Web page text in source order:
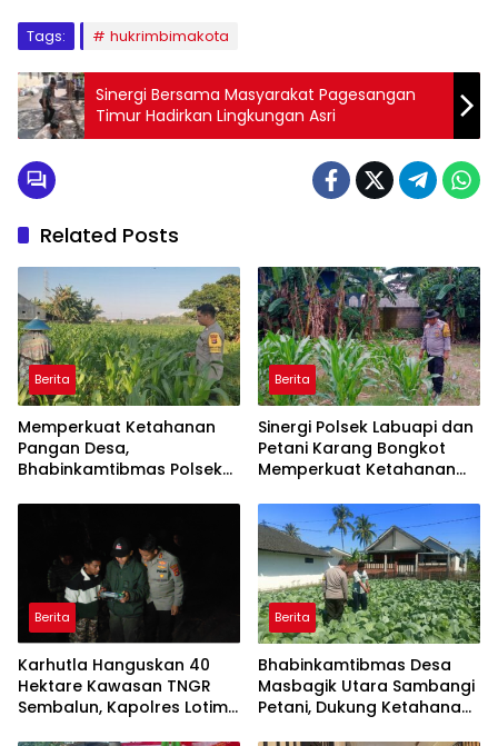
Tags: hukrimbimakota
Sinergi Bersama Masyarakat Pagesangan
Timur Hadirkan Lingkungan Asri
Related Posts
Berita
Memperkuat Ketahanan
Pangan Desa,
Bhabinkamtibmas Polsek
Kuranji Dalang
Berita
Sinergi Polsek Labuapi dan
Petani Karang Bongkot
Memperkuat Ketahanan
Berita
Karhutla Hanguskan 40
Hektare Kawasan TNGR
Sembalun, Kapolres Lotim
Berita
Bhabinkamtibmas Desa
Masbagik Utara Sambangi
Petani, Dukung Ketahanan